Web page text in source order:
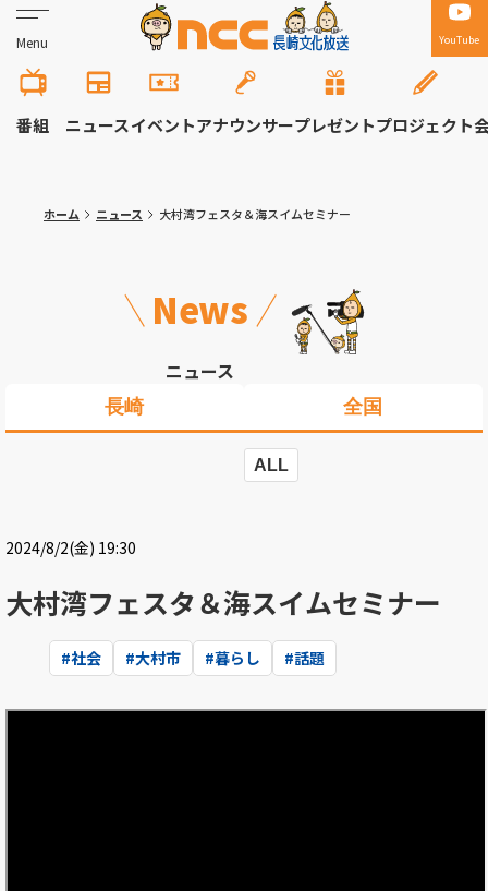
Menu YouTube
番組 ニュースイベントアナウンサープレゼントプロジェクト
ホーム ニュース 大村湾フェスタ＆海スイムセミナー
News
ニュース
長崎 全国
ALL
2024/8/2(金) 19:30
大村湾フェスタ＆海スイムセミナー
#社会 #大村市 #暮らし #話題